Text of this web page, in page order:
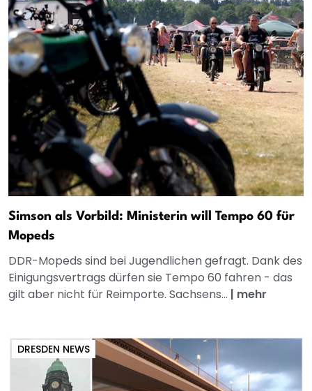
Simson als Vorbild: Ministerin will Tempo 60 für
Mopeds
DDR-Mopeds sind bei Jugendlichen gefragt. Dank des
Einigungsvertrags dürfen sie Tempo 60 fahren - das
gilt aber nicht für Reimporte. Sachsens... | mehr
DRESDEN NEWS